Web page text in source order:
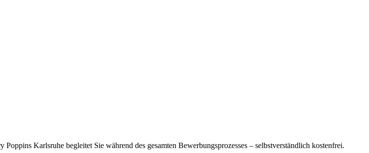
Karlsruhe begleitet Sie während des gesamten Bewerbungsprozesses – selbstverständlich kostenfrei.